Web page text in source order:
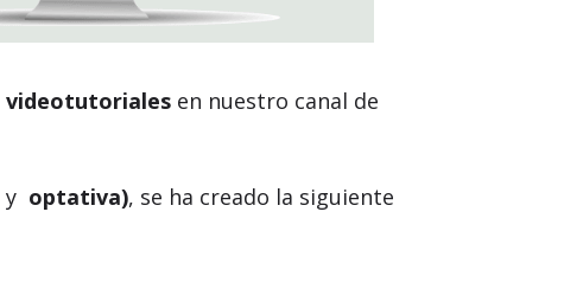
videotutoriales en nuestro canal de
y optativa), se ha creado la siguiente